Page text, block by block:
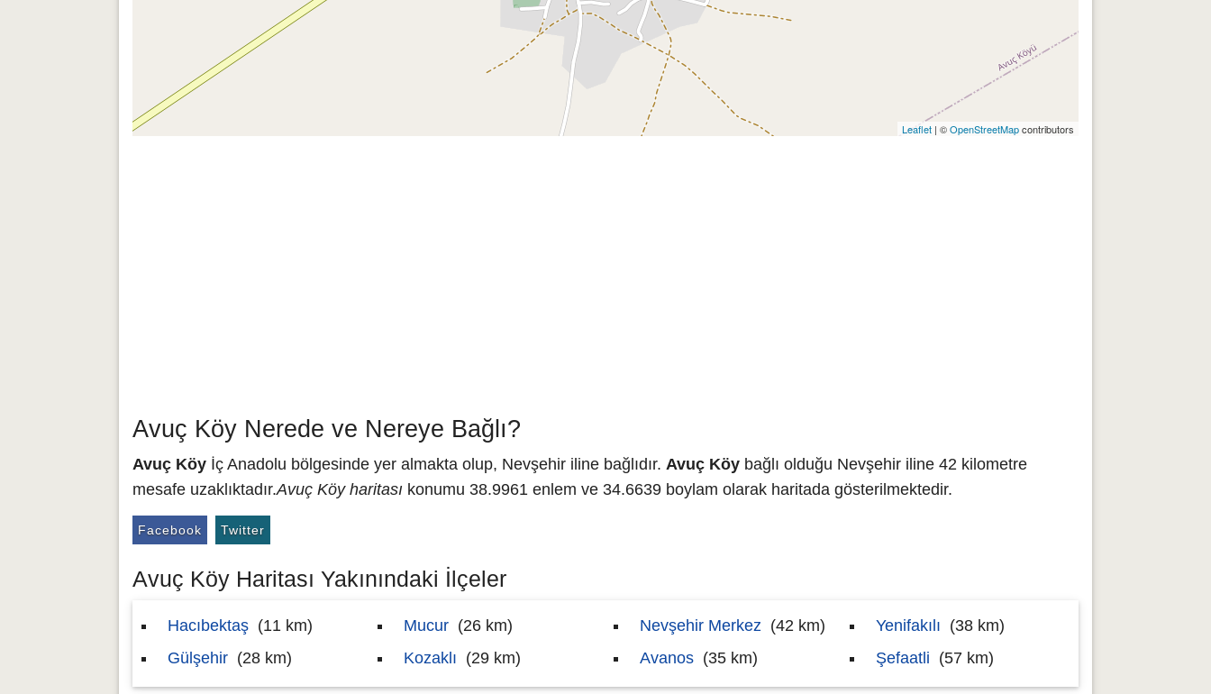
Leaflet | ©OpenStreetMapcontributors
Avuç Köy Nerede ve Nereye Bağlı?
Avuç Köy İç Anadolu bölgesinde yer almakta olup, Nevşehir iline bağlıdır. Avuç Köy bağlı olduğu Nevşehir iline 42 kilometre
mesafe uzaklıktadır.Avuç Köy haritası konumu 38.9961 enlem ve 34.6639 boylam olarak haritada gösterilmektedir.
Facebook Twitter
Avuç Köy Haritası Yakınındaki İlçeler
Hacıbektaş (11 km)
Gülşehir (28 km)
Mucur (26 km)
Kozaklı (29 km)
Nevşehir Merkez (42 km)
Avanos (35 km)
Yenifakılı (38 km)
Şefaatli (57 km)